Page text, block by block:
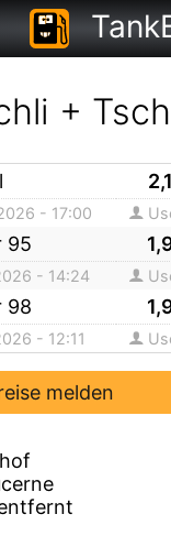
+
- 17:00
95
- 14:24
98
- 12:11
melden